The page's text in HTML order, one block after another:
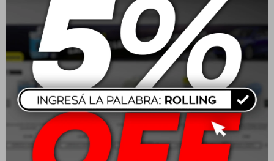
fácil instalación
Beneficio principal: Mejor control del volante y mayor
confort durante la conducción
Compatibilidad: Ajuste universal para una amplia gama de
modelos de vehículos
Refuerzos: Zonas con grip adicional que optimizan la
sujeción
Aplicación:
Fácil de colocar gracias al material elástico. No se
requieren herramientas.Compatible con volantes estándar